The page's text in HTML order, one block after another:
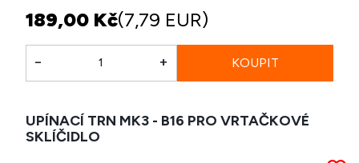
189,00 Kč(7,79 EUR)
- +
UPÍNACÍ TRN MK3 - B16 PRO VRTAČKOVÉ
SKLÍČIDLO